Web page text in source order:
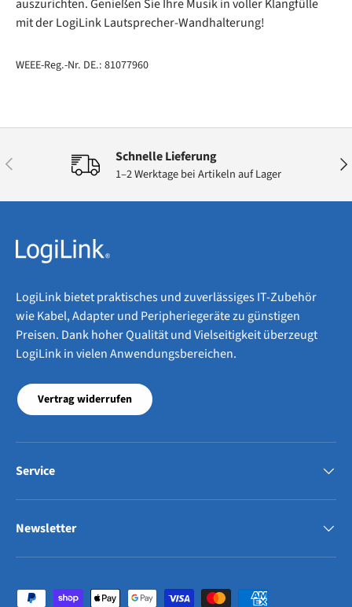
auszurichten. Genießen Sie Ihre Musik in voller Klangfülle
mit der LogiLink Lautsprecher-Wandhalterung!
WEEE-Reg.-Nr. DE.: 81077960
Vorherige Schnelle Lieferung
1–2 Werktage bei Artikeln auf Lager
LogiLink bietet praktisches und zuverlässiges IT-Zubehör
wie Kabel, Adapter und Peripheriegeräte zu günstigen
Preisen. Dank hoher Qualität und Vielseitigkeit überzeugt
LogiLink in vielen Anwendungsbereichen.
Vertrag widerrufen
Service
Newsletter
Zahlungsmethoden